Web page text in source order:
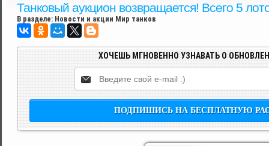
Танковый аукцион возвращается! Всего 5
В разделе: Новости и акции Мир танков
ХОЧЕШЬ МГНОВЕННО УЗНАВАТЬ О